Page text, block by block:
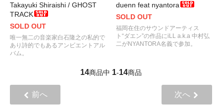
Takayuki Shiraishi / GHOST
TRACK
SOLD OUT
唯一無二の音楽家白石隆之の私的で
あり詩的でもあるアンビエントアル
バム。
duenn feat nyantora
SOLD OUT
福岡在住のサウンドアーティス
ト“ダエン”の作品にiLL a.k.a 中村弘
二がNYANTORA名義で参加。
14商品中 1-14商品
前へ 次へ